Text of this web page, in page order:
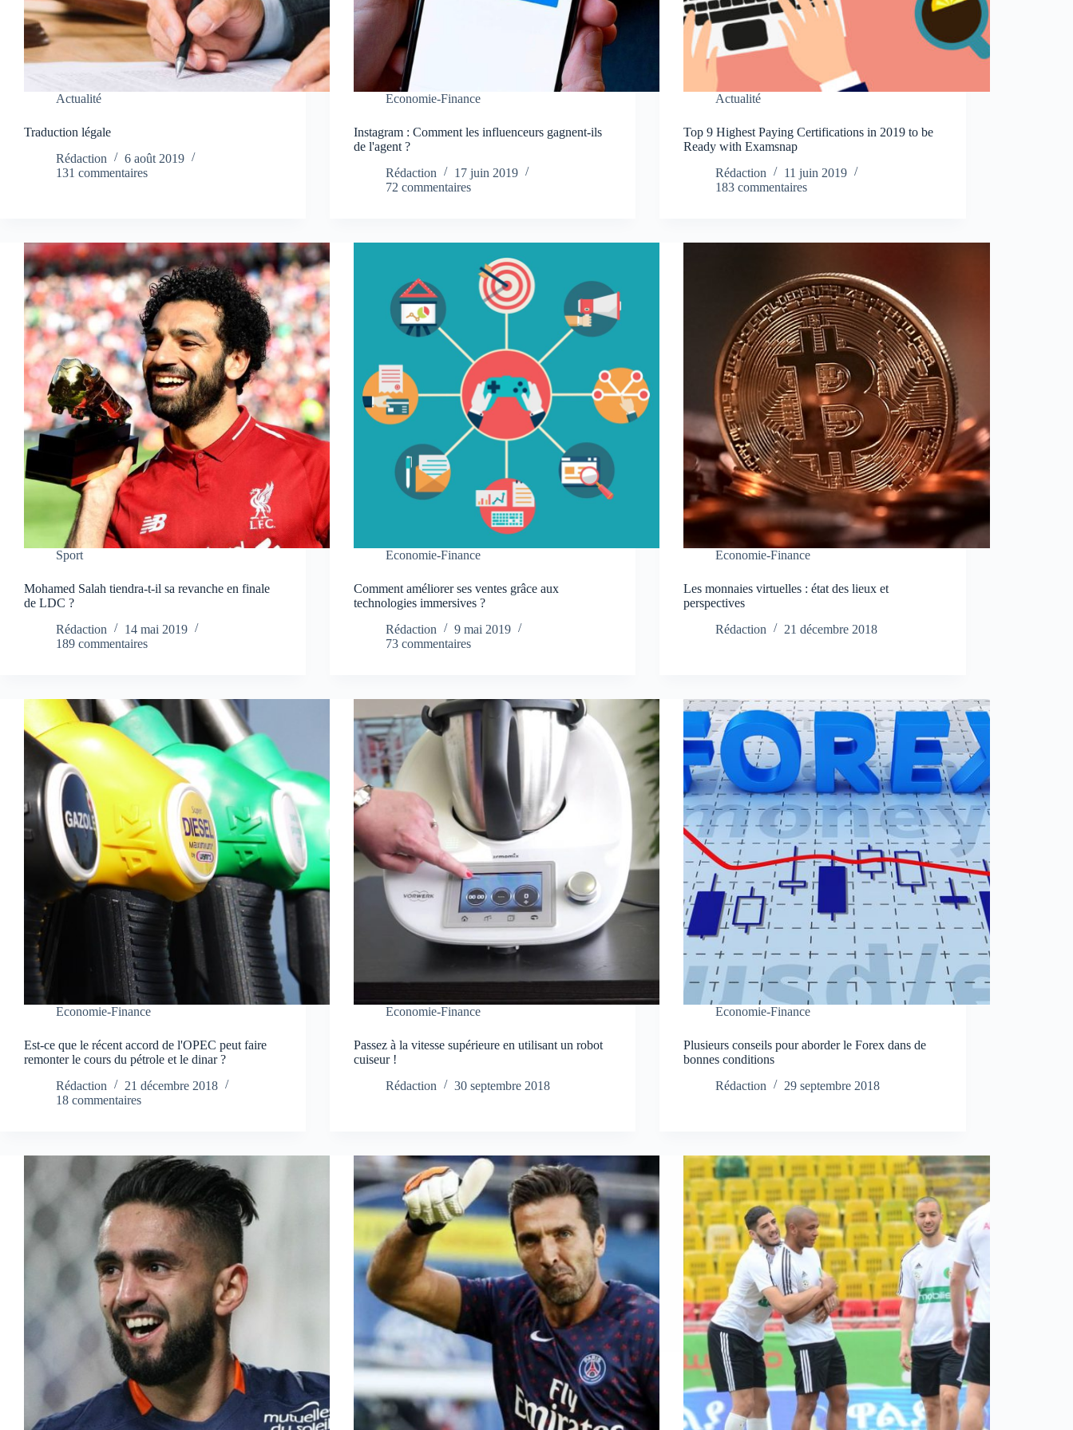
Actualité
Traduction légale
Rédaction
6 août 2019
131 commentaires
Economie-Finance
Instagram : Comment les influenceurs gagnent-ils
de l'agent ?
Rédaction
17 juin 2019
72 commentaires
Actualité
Top 9 Highest Paying Certifications in 2019 to be
Ready with Examsnap
Rédaction
11 juin 2019
183 commentaires
Sport
Mohamed Salah tiendra-t-il sa revanche en finale
de LDC ?
Rédaction
14 mai 2019
189 commentaires
Economie-Finance
Comment améliorer ses ventes grâce aux
technologies immersives ?
Rédaction
9 mai 2019
73 commentaires
Economie-Finance
Les monnaies virtuelles : état des lieux et
perspectives
Rédaction
21 décembre 2018
Economie-Finance
Est-ce que le récent accord de l'OPEC peut faire
remonter le cours du pétrole et le dinar ?
Rédaction
21 décembre 2018
18 commentaires
Economie-Finance
Passez à la vitesse supérieure en utilisant un robot
cuiseur !
Rédaction
30 septembre 2018
Economie-Finance
Plusieurs conseils pour aborder le Forex dans de
bonnes conditions
Rédaction
29 septembre 2018